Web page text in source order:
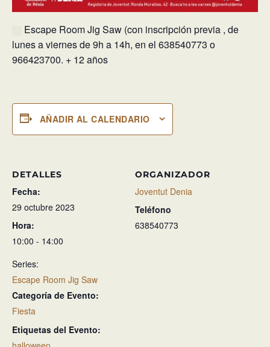
Escape Room Jig Saw (con inscripción previa , de
lunes a viernes de 9h a 14h, en el 638540773 o
966423700. + 12 años
AÑADIR AL CALENDARIO
DETALLES
Fecha:
29 octubre 2023
Hora:
10:00 - 14:00
Series:
Escape Room Jig Saw
Categoría de Evento:
Fiesta
Etiquetas del Evento:
ORGANIZADOR
Joventut Denia
Teléfono
638540773